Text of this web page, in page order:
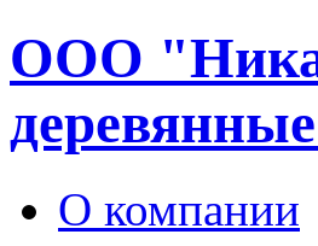
ООО
О компании